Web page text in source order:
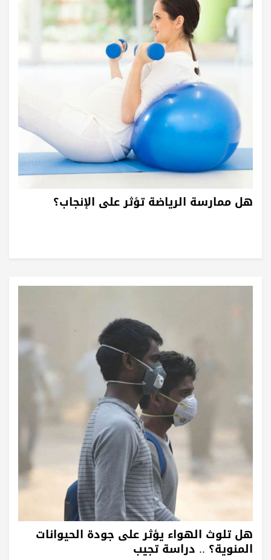
هل ممارسة الرياضة تؤثر على الإنجاب؟
هل تلوث الهواء يؤثر على جودة الحيوانات
المنوية؟ .. دراسة تجيب